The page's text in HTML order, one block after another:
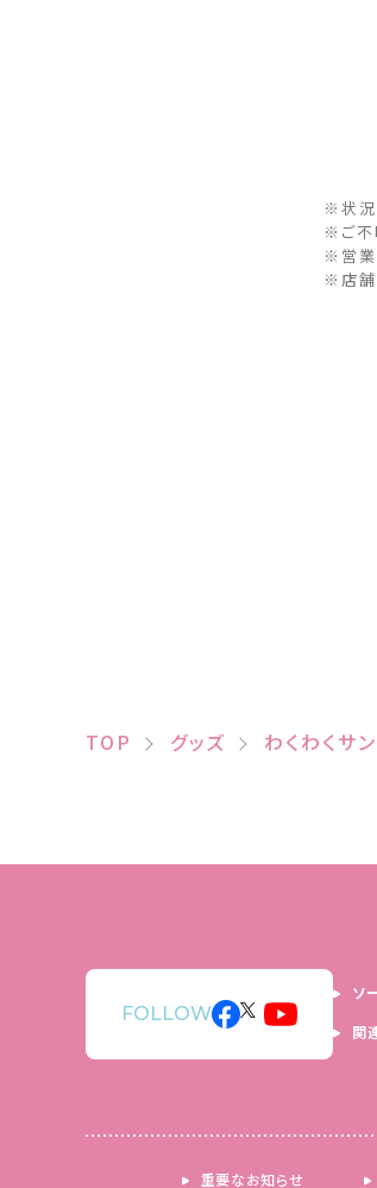
※状況
※ご不
※営業
※店舗
TOP グッズ わくわくサ
FOLLOW
ソ
関
重要なお知らせ